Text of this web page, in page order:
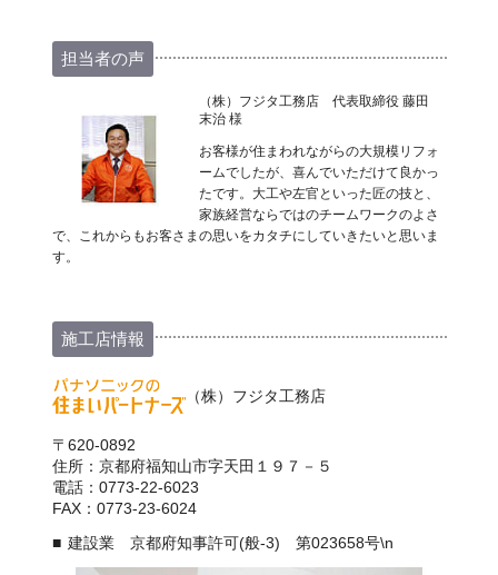
担当者の声
（株）フジタ工務店 代表取締役 藤田
末治 様
お客様が住まわれながらの大規模リフォ
ームでしたが、喜んでいただけて良かっ
たです。大工や左官といった匠の技と、
家族経営ならではのチームワークのよさ
で、これからもお客さまの思いをカタチにしていきたいと思いま
す。
施工店情報
（株）フジタ工務店
〒620-0892
住所：京都府福知山市字天田１９７－５
電話：0773-22-6023
FAX：0773-23-6024
建設業 京都府知事許可(般-3) 第023658号\n